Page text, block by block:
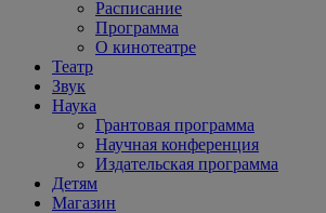
Расписание
Программа
О кинотеатре
Театр
Звук
Наука
Грантовая программа
Научная конференция
Издательская программа
Детям
Магазин